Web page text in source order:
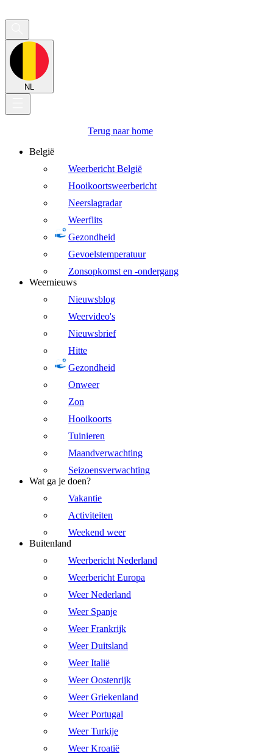
NL
Terug naar home
België
Weerbericht België
Hooikoortsweerbericht
Neerslagradar
Weerflits
Gezondheid
Gevoelstemperatuur
Zonsopkomst en -ondergang
Weernieuws
Nieuwsblog
Weervideo's
Nieuwsbrief
Hitte
Gezondheid
Onweer
Zon
Hooikoorts
Tuinieren
Maandverwachting
Seizoensverwachting
Wat ga je doen?
Vakantie
Activiteiten
Weekend weer
Buitenland
Weerbericht Nederland
Weerbericht Europa
Weer Nederland
Weer Spanje
Weer Frankrijk
Weer Duitsland
Weer Italië
Weer Oostenrijk
Weer Griekenland
Weer Portugal
Weer Turkije
Weer Kroatië